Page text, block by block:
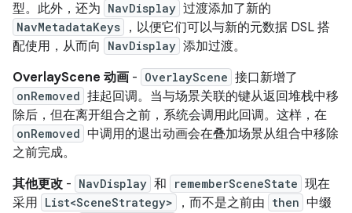
型。此外，还为 NavDisplay 过渡添加了新的
NavMetadataKeys
，以便它们可以与新的元数据 DSL 搭
配使用，从而向
NavDisplay 添加过渡。
OverlayScene 动画 - OverlayScene 接口新增了
onRemoved 挂起回调。当与场景关联的键从返回堆栈中移
除后，但在离开组合之前，系统会调用此回调。这样，在
onRemoved 中调用的退出动画会在叠加场景从组合中移除
之前完成。
其他更改 - NavDisplay 和 rememberSceneState 现在
采用 List<SceneStrategy> ，而不是之前由 then 中缀